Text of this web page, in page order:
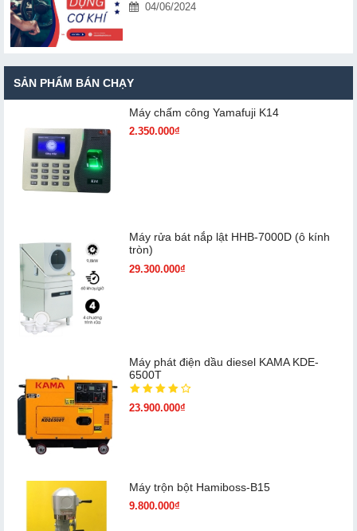
04/06/2024
SẢN PHẨM BÁN CHẠY
Máy chấm cô​ng Yamafuji K14
2.350.000₫
Máy rửa bát nắp lật HHB-7000D (ô kính
tròn)
29.300.000₫
Máy phát điện dầu diesel KAMA KDE-
6500T
23.900.000₫
Máy trộn bột Hamiboss-B15
9.800.000₫